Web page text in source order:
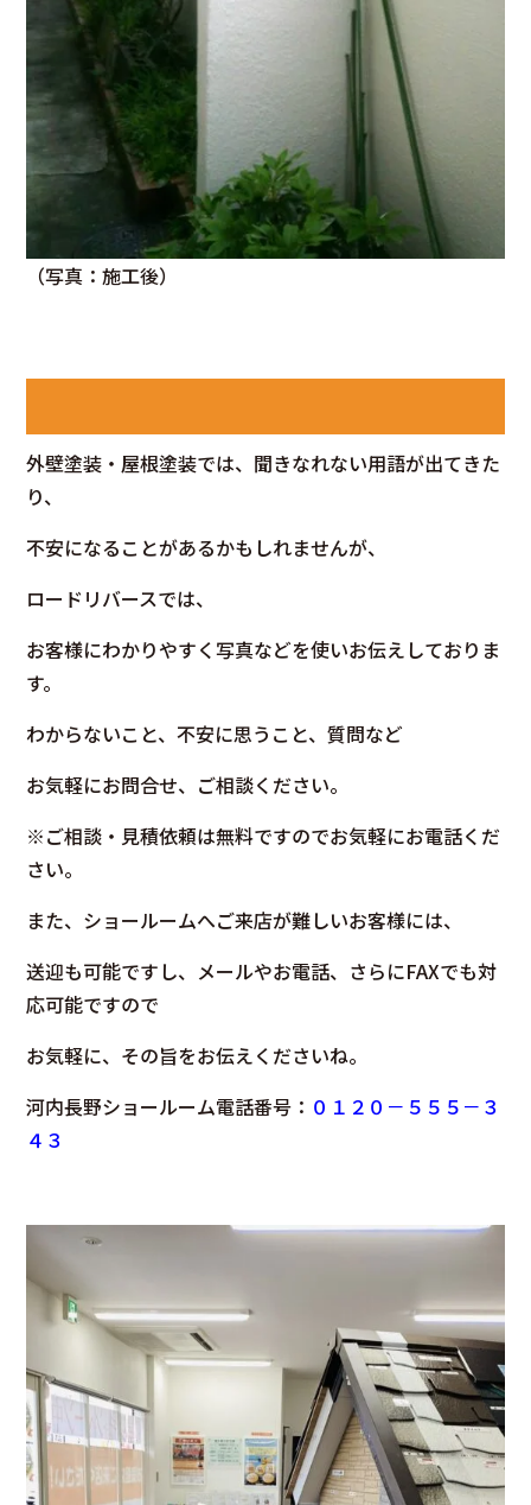
（写真：施工後）
外壁塗装・屋根塗装では、聞きなれない用語が出てきた
り、
不安になることがあるかもしれませんが、
ロードリバースでは、
お客様にわかりやすく写真などを使いお伝えしておりま
す。
わからないこと、不安に思うこと、質問など
お気軽にお問合せ、ご相談ください。
※ご相談・見積依頼は無料ですのでお気軽にお電話くだ
さい。
また、ショールームへご来店が難しいお客様には、
送迎も可能ですし、メールやお電話、さらにFAXでも対
応可能ですので
お気軽に、その旨をお伝えくださいね。
河内長野ショールーム電話番号： ０１２０－５５５－３
４３